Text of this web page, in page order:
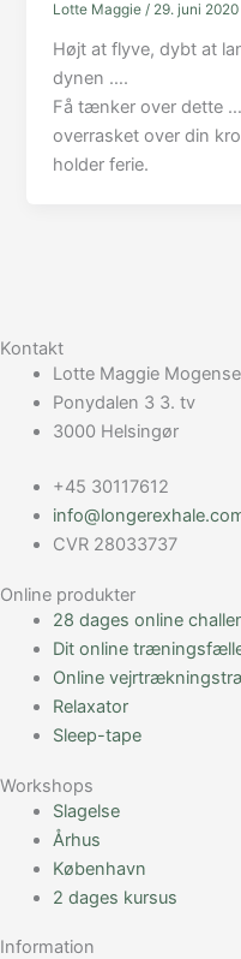
Lotte Maggie / 29. juni 2020
Højt at flyve, dybt at
dynen ….
Få tænker over dette
overrasket over din
holder ferie.
Kontakt
Lotte Maggie
Ponydalen 3 3. tv
3000 Helsingør
+45 30117612
CVR 28033737
Online produkter
28 dages online
Dit online
Online
Relaxator
Sleep-tape
Workshops
Slagelse
Århus
København
2 dages kursus
Information